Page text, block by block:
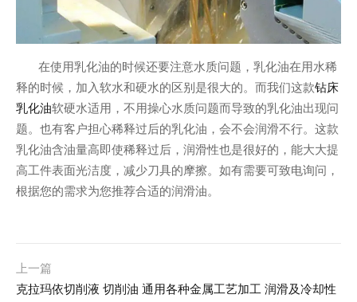
在使用乳化油的时候还要注意水质问题，乳化油在用水稀
释的时候，加入软水和硬水的区别是很大的。而我们这款钻床
乳化油软硬水适用，不用操心水质问题而导致的乳化油出现问
题。也有客户担心稀释过后的乳化油，会不会润滑不行。这款
乳化油含油量高即使稀释过后，润滑性也是很好的，能大大提
高工件表面光洁度，减少刀具的摩擦。如有需要可致电询问，
根据您的需求为您推荐合适的润滑油。
上一篇
克拉玛依切削液 切削油 通用各种金属工艺加工 润滑及冷却性